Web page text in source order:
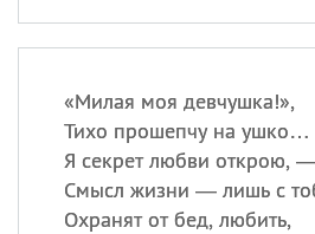
«Милая моя девчушка!»,
Тихо прошепчу на ушко…
Я секрет любви открою,
Смысл жизни — лишь с
Охранят от бед, любить,